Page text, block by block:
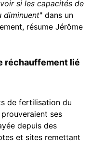
si les capacités de
diminuent" dans un
résume Jérôme
réchauffement lié
de fertilisation du
ses
depuis des
et sites remettant